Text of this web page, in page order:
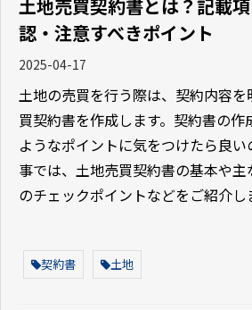
土地売買契約書とは？記載
認・注意すべきポイント
2025-04-17
土地の売買を行う際は、契約内容
買契約書を作成します。契約書の作
ようなポイントに気をつけたら良
事では、土地売買契約書の基本や
のチェックポイントなどをご紹介し
契約書 土地